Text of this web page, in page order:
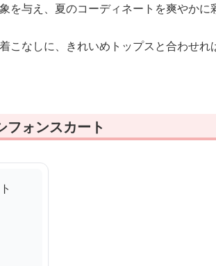
を与え、夏のコーディネートを爽やかに
こなしに、きれいめトップスと合わせ
フォンスカート